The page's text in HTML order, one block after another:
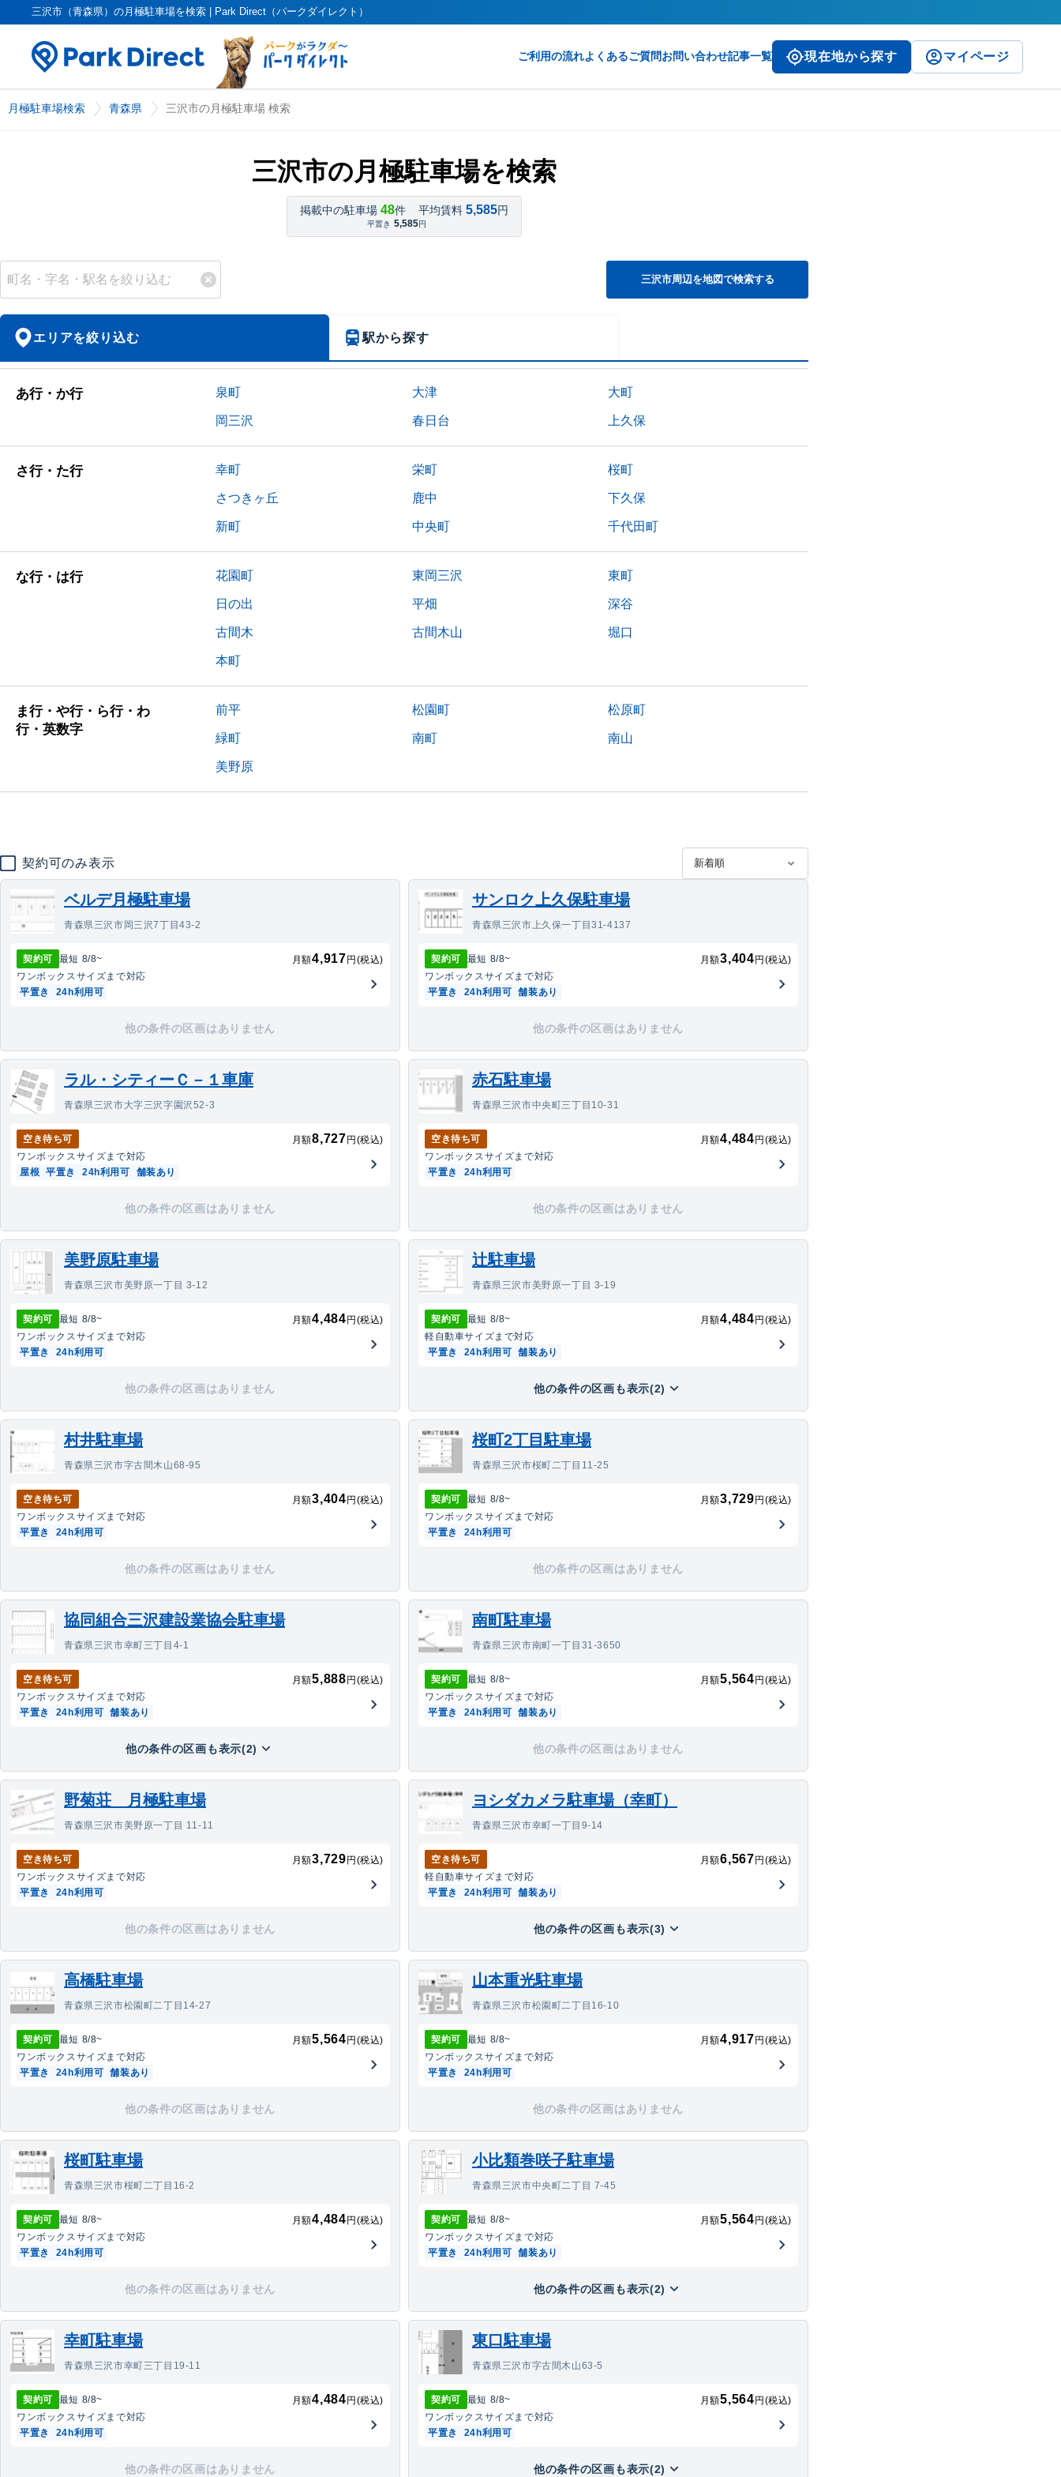
三沢市（青森県）の月極駐車場を検索 | Park Direct（パークダイレクト）
ご利用の流れよくあるご質問お問い合わせ記事一覧 現在地から探す マイページ
月極駐車場検索 青森県 三沢市の月極駐車場 検索
三沢市の月極駐車場を検索
掲載中の駐車場 48件 平均賃料 5,585円
平置き 5,585円
三沢市周辺を地図で検索する
エリアを絞り込む 駅から探す
あ行・か行 泉町 大津 大町
岡三沢 春日台 上久保
さ行・た行 幸町 栄町 桜町
さつきヶ丘 鹿中 下久保
新町 中央町 千代田町
な行・は行 花園町 東岡三沢 東町
日の出 平畑 深谷
古間木 古間木山 堀口
本町
ま行・や行・ら行・わ
行・英数字
前平 松園町 松原町
緑町 南町 南山
美野原
契約可のみ表示
ベルデ月極駐車場
青森県三沢市岡三沢7丁目43-2
契約可 最短 8/8~ 月額4,917 円(税込)
ワンボックスサイズまで対応
平置き
24h利用可
他の条件の区画はありません
サンロク上久保駐車場
青森県三沢市上久保一丁目31-4137
契約可 最短 8/8~ 月額3,404 円(税込)
ワンボックスサイズまで対応
平置き
24h利用可 舗装あり
他の条件の区画はありません
ラル・シティーＣ－１車庫
青森県三沢市大字三沢字園沢52-3
空き待ち可 月額8,727 円(税込)
ワンボックスサイズまで対応
屋根 平置き 24h利用可 舗装あり
他の条件の区画はありません
赤石駐車場
青森県三沢市中央町三丁目10-31
空き待ち可 月額4,484 円(税込)
ワンボックスサイズまで対応
平置き
24h利用可
他の条件の区画はありません
美野原駐車場
青森県三沢市美野原一丁目 3-12
契約可 最短 8/8~ 月額4,484 円(税込)
ワンボックスサイズまで対応
平置き
24h利用可
他の条件の区画はありません
辻駐車場
青森県三沢市美野原一丁目 3-19
契約可 最短 8/8~ 月額4,484 円(税込)
軽自動車サイズまで対応
平置き
24h利用可 舗装あり
他の条件の区画も表示(2)
村井駐車場
青森県三沢市字古間木山68-95
空き待ち可 月額3,404 円(税込)
ワンボックスサイズまで対応
平置き
24h利用可
他の条件の区画はありません
桜町2丁目駐車場
青森県三沢市桜町二丁目11-25
契約可 最短 8/8~ 月額3,729 円(税込)
ワンボックスサイズまで対応
平置き
24h利用可
他の条件の区画はありません
協同組合三沢建設業協会駐車場
青森県三沢市幸町三丁目4-1
空き待ち可 月額5,888 円(税込)
ワンボックスサイズまで対応
平置き
24h利用可 舗装あり
他の条件の区画も表示(2)
南町駐車場
青森県三沢市南町一丁目31-3650
契約可 最短 8/8~ 月額5,564 円(税込)
ワンボックスサイズまで対応
平置き
24h利用可 舗装あり
他の条件の区画はありません
野菊荘 月極駐車場
青森県三沢市美野原一丁目 11-11
空き待ち可 月額3,729 円(税込)
ワンボックスサイズまで対応
平置き
24h利用可
他の条件の区画はありません
ヨシダカメラ駐車場（幸町）
青森県三沢市幸町一丁目9-14
空き待ち可 月額6,567 円(税込)
軽自動車サイズまで対応
平置き
24h利用可 舗装あり
他の条件の区画も表示(3)
高橋駐車場
青森県三沢市松園町二丁目14-27
契約可 最短 8/8~ 月額5,564 円(税込)
ワンボックスサイズまで対応
平置き
24h利用可 舗装あり
他の条件の区画はありません
山本重光駐車場
青森県三沢市松園町二丁目16-10
契約可 最短 8/8~ 月額4,917 円(税込)
ワンボックスサイズまで対応
平置き
24h利用可
他の条件の区画はありません
桜町駐車場
青森県三沢市桜町二丁目16-2
契約可 最短 8/8~ 月額4,484 円(税込)
ワンボックスサイズまで対応
平置き
24h利用可
他の条件の区画はありません
小比類巻咲子駐車場
青森県三沢市中央町二丁目 7-45
契約可 最短 8/8~ 月額5,564 円(税込)
ワンボックスサイズまで対応
平置き
24h利用可 舗装あり
他の条件の区画も表示(2)
幸町駐車場
青森県三沢市幸町三丁目19-11
契約可 最短 8/8~ 月額4,484 円(税込)
ワンボックスサイズまで対応
平置き
24h利用可
他の条件の区画はありません
東口駐車場
青森県三沢市字古間木山63-5
契約可 最短 8/8~ 月額5,564 円(税込)
ワンボックスサイズまで対応
平置き
24h利用可
他の条件の区画も表示(2)